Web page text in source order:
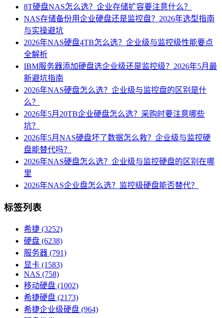
8T硬盘NAS怎么选？企业存储扩容要注意什么？
NAS存储备份用企业硬盘还是监控盘？2026年选型指南
与实操避坑
2026年NAS硬盘4TB怎么选？企业级与监控级性能要点
全解析
IBM服务器添加硬盘选企业级还是监控级？2026年5月最
新避坑指南
2026年NAS硬盘怎么选？企业级与监控盘的区别是什
么？
2026年5月20TB企业硬盘怎么选？采购时要注意哪些
坑？
2026年5月NAS硬盘坏了数据怎么救？企业级与监控硬
盘能替代吗？
2026年NAS硬盘怎么选？企业级与监控硬盘的区别在哪
里
2026年NAS企业盘怎么选？监控级硬盘能否替代？
标签列表
希捷 (3252)
硬盘 (6238)
服务器 (791)
显卡 (1583)
NAS (758)
移动硬盘 (1002)
希捷硬盘 (2173)
希捷企业级硬盘 (964)